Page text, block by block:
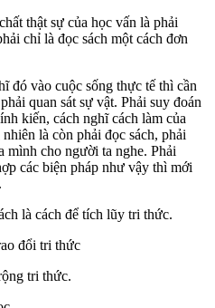
thật sự của học vấn là phải
chỉ là đọc sách một cách đơn
đó vào cuộc sống thực tế thì cần
quan sát sự vật. Phải suy đoán
kiến, cách nghĩ cách làm của
là còn phải đọc sách, phải
mình cho người ta nghe. Phải
các biện pháp như vậy thì mới
là cách để tích lũy tri thức.
đổi tri thức
tri thức.